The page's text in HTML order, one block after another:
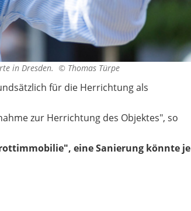
in Dresden. © Thomas Türpe
für die Herrichtung als
zur Herrichtung des Objektes", so
eine Sanierung könnte je